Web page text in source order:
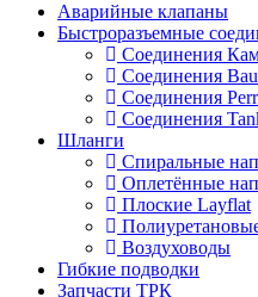
Аварийные клапаны
Быстроразъемные
Соединения
Соединения
Соединения
Соединения
Шланги
Спиральные
Оплетённые
Плоские Layflat
Воздуховоды
Гибкие подводки
Запчасти ТРК